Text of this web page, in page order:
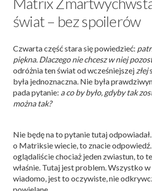
świat – bez spoilerów
Czwarta część stara się powiedzieć:
piękna. Dlaczego nie chcesz w niej
odróżnia ten świat od wcześniejszej złej
była jednoznaczna. Nie była
pada pytanie: a co by było, gdyby tak
można tak?
Nie będę na to pytanie tutaj
o Matriksie wiecie, to znacie
oglądaliście chociaż jeden zwiastun, to
właśnie. Tutaj jest problem. Wszystko
wiadomo, jest to oczywiste, nie